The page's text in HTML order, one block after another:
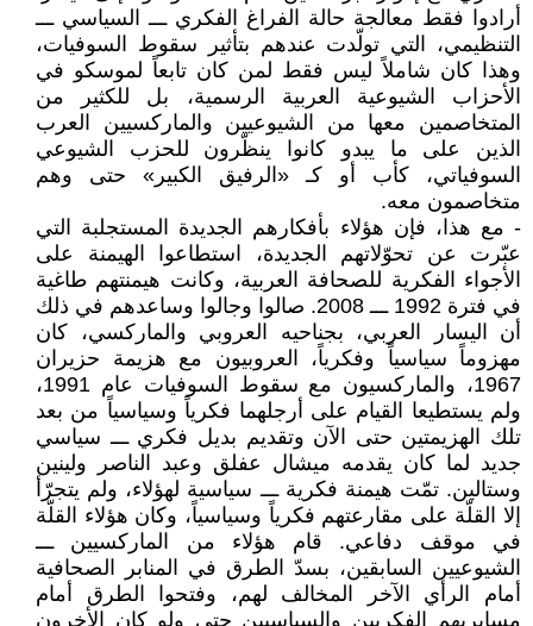
أرادوا فقط معالجة حالة الفراغ الفكري ـــ السياسي ـــ
التنظيمي، التي تولّدت عندهم بتأثير سقوط السوفيات،
وهذا كان شاملاً ليس فقط لمن كان تابعاً لموسكو في
الأحزاب الشيوعية العربية الرسمية، بل للكثير من
المتخاصمين معها من الشيوعيين والماركسيين العرب
الذين على ما يبدو كانوا ينظّرون للحزب الشيوعي
السوفياتي، كأب أو كـ «الرفيق الكبير» حتى وهم
متخاصمون معه.
- مع هذا، فإن هؤلاء بأفكارهم الجديدة المستجلبة التي
عبّرت عن تحوّلاتهم الجديدة، استطاعوا الهيمنة على
الأجواء الفكرية للصحافة العربية، وكانت هيمنتهم طاغية
في فترة 1992 ـــ 2008. صالوا وجالوا وساعدهم في ذلك
أن اليسار العربي، بجناحيه العروبي والماركسي، كان
مهزوماً سياسياً وفكرياً، العروبيون مع هزيمة حزيران
1967، والماركسيون مع سقوط السوفيات عام 1991،
ولم يستطيعا القيام على أرجلهما فكرياً وسياسياً من بعد
تلك الهزيمتين حتى الآن وتقديم بديل فكري ـــ سياسي
جديد لما كان يقدمه ميشال عفلق وعبد الناصر ولينين
وستالين. تمّت هيمنة فكرية ـــ سياسية لهؤلاء، ولم يتجرّأ
إلا القلّة على مقارعتهم فكرياً وسياسياً، وكان هؤلاء القلّة
في موقف دفاعي. قام هؤلاء من الماركسيين ـــ
الشيوعيين السابقين، بسدّ الطرق في المنابر الصحافية
أمام الرأي الآخر المخالف لهم، وفتحوا الطرق أمام
مسايريهم الفكريين والسياسيين حتى ولو كان الأخرون